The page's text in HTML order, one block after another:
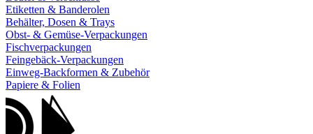
Etiketten & Banderolen
Behälter, Dosen & Trays
Obst- & Gemüse-Verpackungen
Fischverpackungen
Feingebäck-Verpackungen
Einweg-Backformen & Zubehör
Papiere & Folien